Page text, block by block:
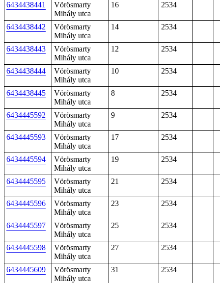
6434438441
Vörösmarty
Mihály utca
16 2534
6434438442
Vörösmarty
Mihály utca
14 2534
6434438443
Vörösmarty
Mihály utca
12 2534
6434438444
Vörösmarty
Mihály utca
10 2534
6434438445
Vörösmarty
Mihály utca
8 2534
6434445592
Vörösmarty
Mihály utca
9 2534
6434445593
Vörösmarty
Mihály utca
17 2534
6434445594
Vörösmarty
Mihály utca
19 2534
6434445595
Vörösmarty
Mihály utca
21 2534
6434445596
Vörösmarty
Mihály utca
23 2534
6434445597
Vörösmarty
Mihály utca
25 2534
6434445598
Vörösmarty
Mihály utca
27 2534
6434445609
Vörösmarty
Mihály utca
31 2534